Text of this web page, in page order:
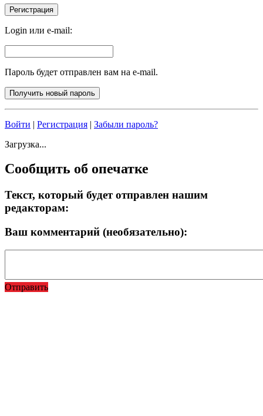
Login или e-mail:
Пароль будет отправлен вам на e-mail.
Войти | Регистрация | Забыли пароль?
Загрузка...
Сообщить об опечатке
Текст, который будет отправлен нашим
редакторам:
Ваш комментарий (необязательно):
Отправить